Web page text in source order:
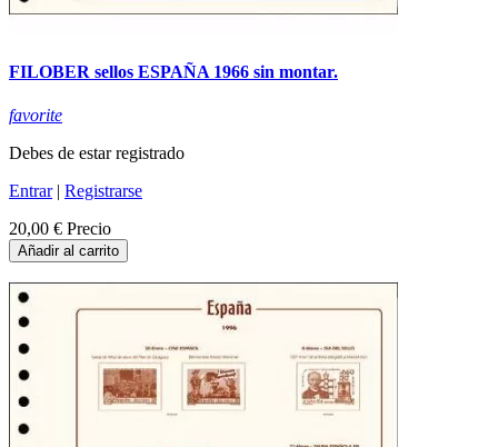
FILOBER sellos ESPAÑA 1966 sin montar.
favorite
Debes de estar registrado
Entrar| Registrarse
20,00 € Precio
Añadir al carrito